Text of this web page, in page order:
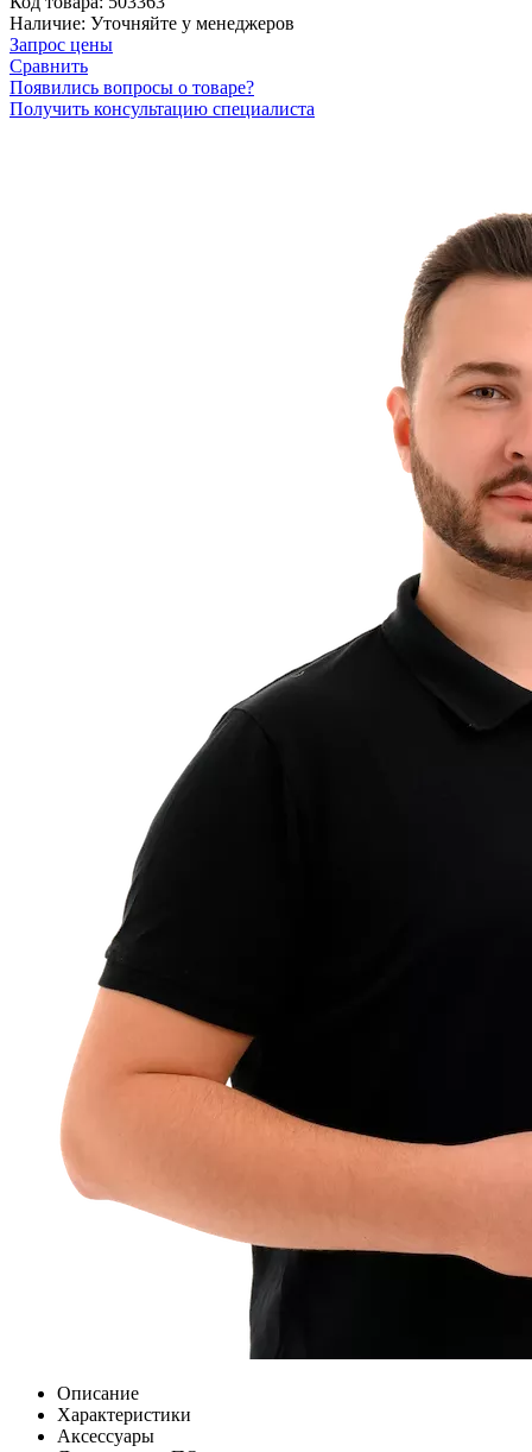
Наличие: Уточняйте у менеджеров
Запрос цены
Сравнить
Появились вопросы о товаре?
Получить консультацию специалиста
Описание
Характеристики
Аксессуары